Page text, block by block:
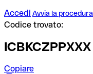
Accedi Avvia la procedura
Codice trovato:
ICBKCZPPXXX
Copiare